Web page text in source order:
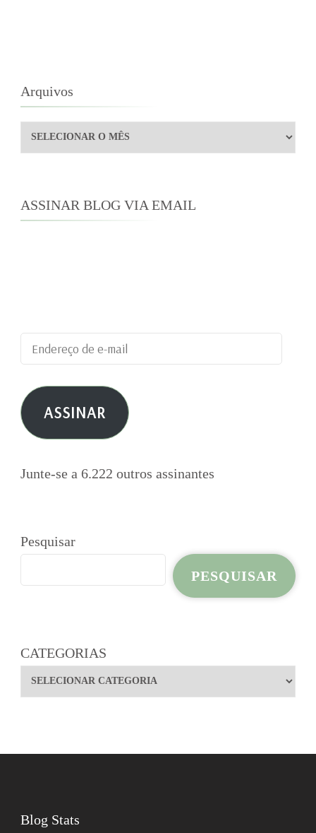
Arquivos
Arquivos
ASSINAR BLOG VIA EMAIL
Endereço
de
e-
mail ASSINAR
Junte-se a 6.222 outros assinantes
Pesquisar
PESQUISAR
CATEGORIAS
Blog Stats